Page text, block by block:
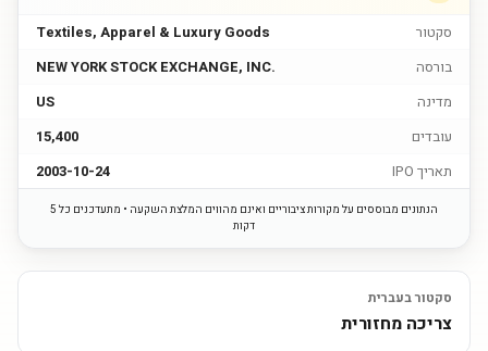
סקטור
Textiles, Apparel & Luxury Goods
בורסה
NEW YORK STOCK EXCHANGE, INC.
מדינה
US
עובדים
15,400
תאריך IPO
2003-10-24
הנתונים מבוססים על מקורות ציבוריים ואינם מהווים המלצת השקעה • מתעדכנים כל 5
דקות
סקטור בעברית
צריכה מחזורית